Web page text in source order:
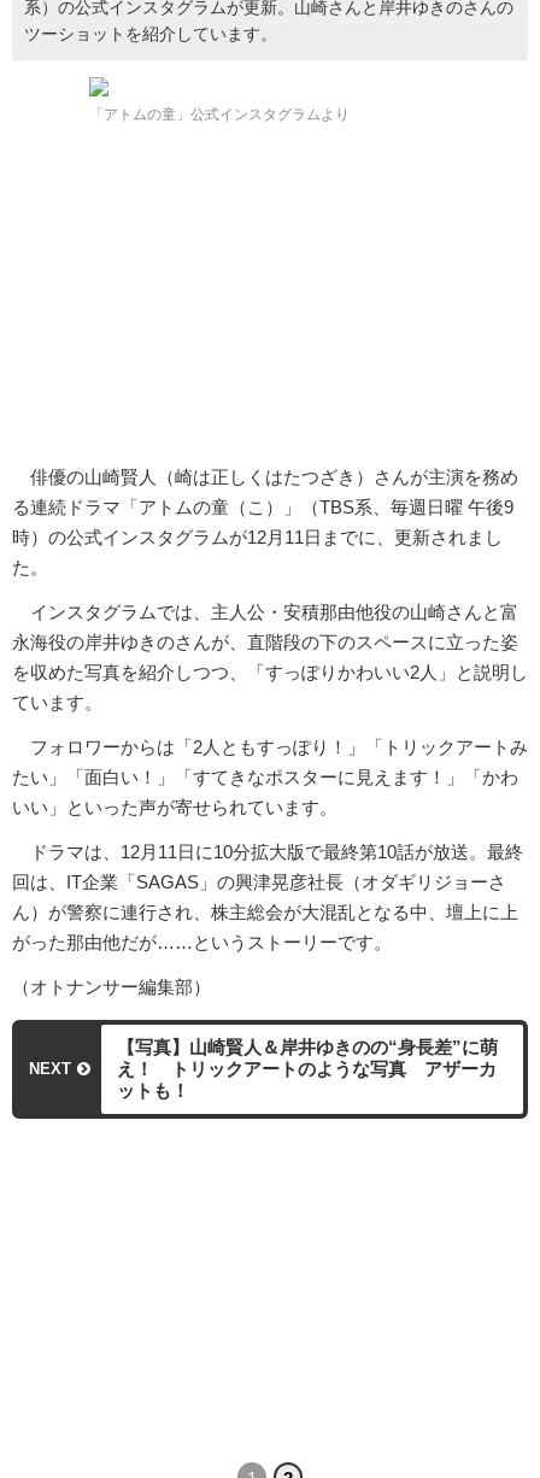
系）の公式インスタグラムが更新。山崎さんと岸井ゆきのさんの
ツーショットを紹介しています。
「アトムの童」公式インスタグラムより
俳優の山崎賢人（崎は正しくはたつざき）さんが主演を務め
る連続ドラマ「アトムの童（こ）」（TBS系、毎週日曜 午後9
時）の公式インスタグラムが12月11日までに、更新されまし
た。
インスタグラムでは、主人公・安積那由他役の山崎さんと富
永海役の岸井ゆきのさんが、直階段の下のスペースに立った姿
を収めた写真を紹介しつつ、「すっぽりかわいい2人」と説明し
ています。
フォロワーからは「2人ともすっぽり！」「トリックアートみ
たい」「面白い！」「すてきなポスターに見えます！」「かわ
いい」といった声が寄せられています。
ドラマは、12月11日に10分拡大版で最終第10話が放送。最終
回は、IT企業「SAGAS」の興津晃彦社長（オダギリジョーさ
ん）が警察に連行され、株主総会が大混乱となる中、壇上に上
がった那由他だが……というストーリーです。
（オトナンサー編集部）
NEXT
【写真】山崎賢人＆岸井ゆきのの“身長差”に萌
え！ トリックアートのような写真 アザーカ
ットも！